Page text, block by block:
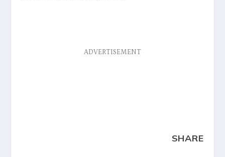
ADVERTISEMENT
SHARE